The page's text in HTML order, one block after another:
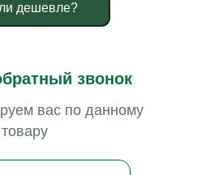
дешевле?
звонок
вас по данному
товару